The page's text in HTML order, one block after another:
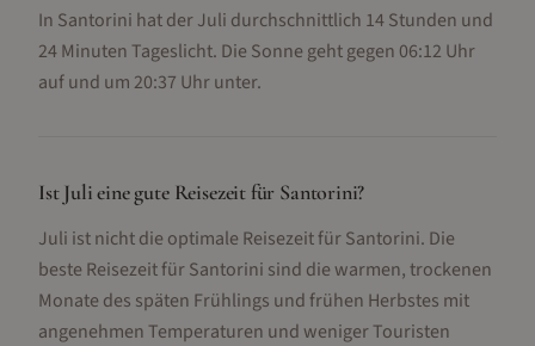
In Santorini hat der Juli durchschnittlich 14 Stunden und
24 Minuten Tageslicht. Die Sonne geht gegen 06:12 Uhr
auf und um 20:37 Uhr unter.
Ist Juli eine gute Reisezeit für Santorini?
Juli ist nicht die optimale Reisezeit für Santorini. Die
beste Reisezeit für Santorini sind die warmen, trockenen
Monate des späten Frühlings und frühen Herbstes mit
angenehmen Temperaturen und weniger Touristen